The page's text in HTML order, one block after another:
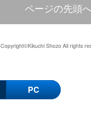
ページの先頭
Copyright©Kikuchi Shozo All rights
PC